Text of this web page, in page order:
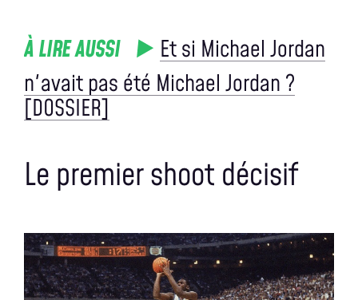
À LIRE AUSSI
Et si Michael Jordan
n'avait pas été Michael Jordan ?
[DOSSIER]
Le premier shoot décisif